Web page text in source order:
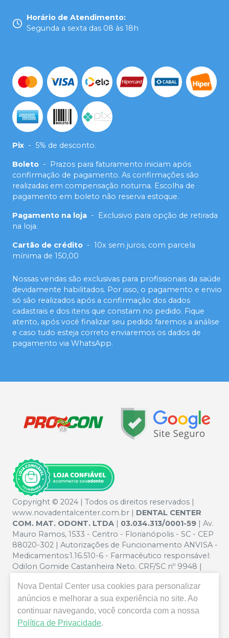
Horário de Atendimento:
Segunda a sexta das 08 às 18h
Pix - 5% de desconto.
Boleto -
Prazos para faturamento iniciam após
confirmação de pagamento. As confirmações são
realizadas em compensação noturna. Escolha de
pagamento em boleto não reserva estoque.
Pagamento na loja -
Exclusivo para opção de retirada
na loja.
Cartão de crédito - 10x sem juros, com parcela
mínima de 150,00
Nossas vendas são exclusivas para profissionais da saúde
devidamente habilitados. Por isso, o pagamento e envio
só são realizados após a confirmação dos dados
cadastrais e dos itens que constam no pedido. Fique
atento, após você finalizar seu pedido faremos a análise
e caso tudo esteja correto enviaremos os dados de
pagamento via WhatsApp.
Copyright © 2024 | Todos os direitos reservados |
www.novadentalcenter.com.br | DENTAL CENTER
COM. MAT. ODONT. LTDA | 03.034.313/0001-59 | Av.
Mauro Ramos, 1533 - Centro - Florianópolis - SC - CEP
88020-302 | Autorizações de Funcionamento ANVISA -
Medicamentos:1.16.510-6 - Farmacêutico responsável:
Odilon Gomide Castanheira Neto. CRF/SC nº 9948 |
ilustrativas - Os preços e condições da loja virtual estão
sujeitos a alterações. Em caso de divergência de preços
no site, o valor válido é o do Carrinho de Compra. Não
vendemos por atacado, por isso nos reservamos o
Nova Dental Center usa cookies para personalizar
anúncios e melhorar a sua experiência no site. Ao
continuar navegando, você concorda com a nossa
Política de Privacidade.